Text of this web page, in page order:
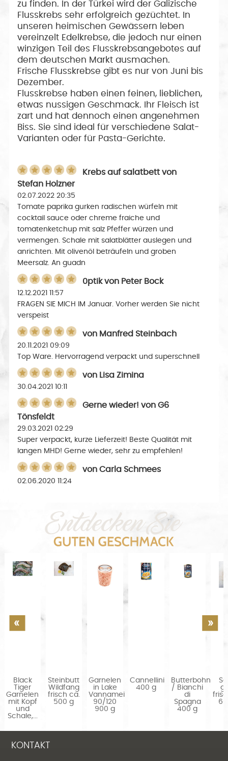
zu finden. In der Türkei wird der Galizische
Flusskrebs sehr erfolgreich gezüchtet. In
unseren heimischen Gewässern leben
vereinzelt Edelkrebse, die jedoch nur einen
winzigen Teil des Flusskrebsangebotes auf
dem deutschen Markt ausmachen.
Frische Flusskrebse gibt es nur von Juni bis
Dezember.
Flusskrebse haben einen feinen, lieblichen,
etwas nussigen Geschmack. Ihr Fleisch ist
zart und hat dennoch einen angenehmen
Biss. Sie sind ideal für verschiedene Salat-
Varianten oder für Pasta-Gerichte.
Krebs auf salatbett von
Stefan Holzner
02.07.2022 20:35
Tomate paprika gurken radischen würfeln mit
cocktail sauce oder chreme fraiche und
tomatenketchup mit salz Pfeffer würzen und
vermengen. Schale mit salatblätter auslegen und
anrichten. Mit olivenöl beträufeln und groben
Meersalz. An guadn
0ptikvon Peter Bock
12.12.2021 11:57
FRAGEN SIE MICH IM Januar. Vorher werden Sie nicht
verspeist
von Manfred Steinbach
20.11.2021 09:09
Top Ware. Hervorragend verpackt und superschnell
von Lisa Zimina
30.04.2021 10:11
Gerne wieder! vonG6
Tönsfeldt
29.03.2021 02:29
Super verpackt, kurze Lieferzeit! Beste Qualität mit
langen MHD! Gerne wieder, sehr zu empfehlen!
vonCarla Schmees
02.06.2020 11:24
Black
Tiger
Garnelen
mit Kopf
und
Schale,...
Steinbutt
Wildfang
frisch ca.
500 g
Garnelen
in Lake
Vannamei
90/120
900 g
Cannellini
400 g
Butterbohnen
/ Bianchi
di
Spagna
400 g
KONTAKT